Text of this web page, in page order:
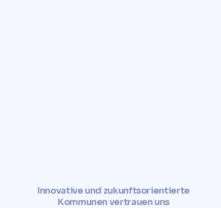
Innovative und zukunftsorientierte
Kommunen vertrauen uns